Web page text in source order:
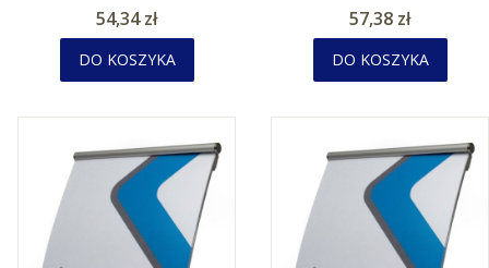
Cena
54,34 zł
DO KOSZYKA
Cena
57,38 zł
DO KOSZYKA